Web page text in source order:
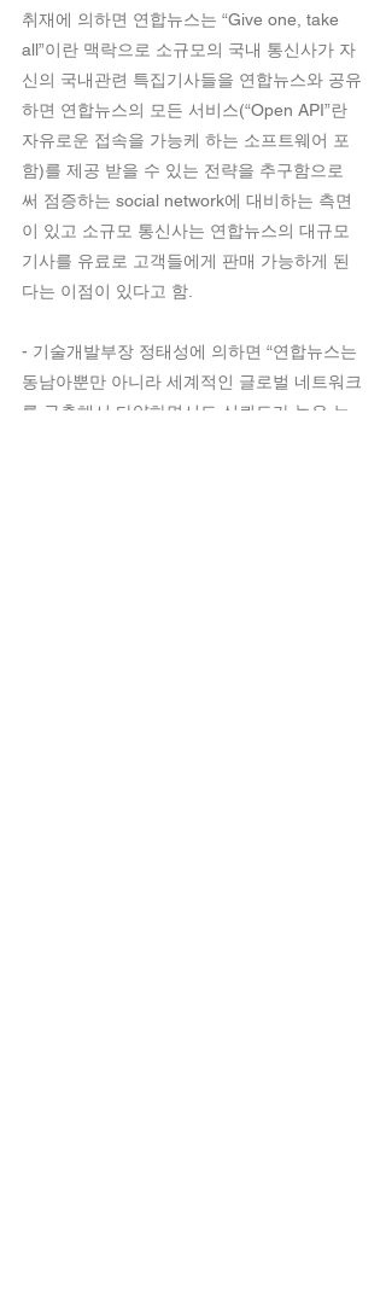
취재에 의하면 연합뉴스는 “Give one, take
all”이란 맥락으로 소규모의 국내 통신사가 자
신의 국내관련 특집기사들을 연합뉴스와 공유
하면 연합뉴스의 모든 서비스(“Open API”란
자유로운 접속을 가능케 하는 소프트웨어 포
함)를 제공 받을 수 있는 전략을 추구함으로
써 점증하는 social network에 대비하는 측면
이 있고 소규모 통신사는 연합뉴스의 대규모
기사를 유료로 고객들에게 판매 가능하게 된
다는 이점이 있다고 함.
- 기술개발부장 정태성에 의하면 “연합뉴스는
동남아뿐만 아니라 세계적인 글로벌 네트워크
를 구축해서 다양하면서도 신뢰도가 높은 뉴